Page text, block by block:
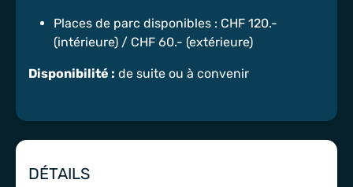
Places de parc disponibles : CHF 120.-
(intérieure) / CHF 60.- (extérieure)
Disponibilité : de suite ou à convenir
DÉTAILS